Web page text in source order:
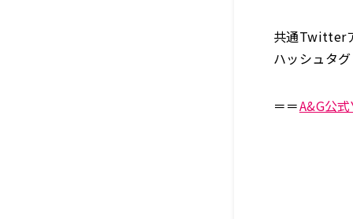
共通Twitter
ハッシュタ
＝＝A&G公